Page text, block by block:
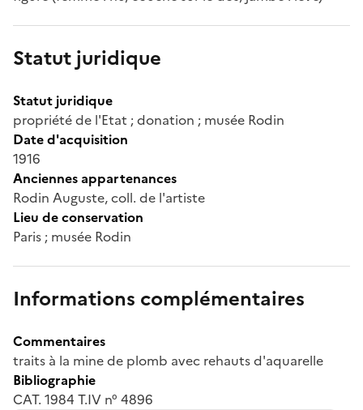
Statut juridique
Statut juridique
propriété de l'Etat ; donation ; musée Rodin
Date d'acquisition
1916
Anciennes appartenances
Rodin Auguste, coll. de l'artiste
Lieu de conservation
Paris ; musée Rodin
Informations complémentaires
Commentaires
traits à la mine de plomb avec rehauts d'aquarelle
Bibliographie
CAT. 1984 T.IV n° 4896